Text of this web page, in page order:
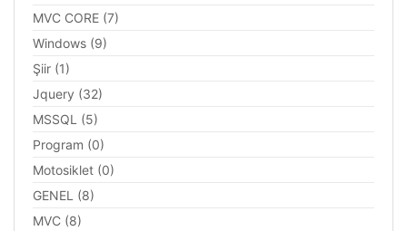
MVC CORE (7)
Windows (9)
Şiir (1)
Jquery (32)
MSSQL (5)
Program (0)
Motosiklet (0)
GENEL (8)
MVC (8)